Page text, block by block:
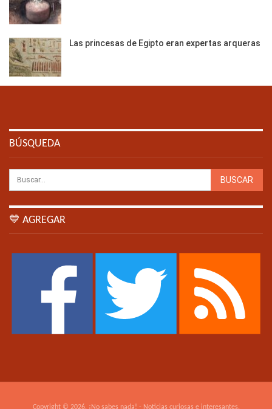
Las princesas de Egipto eran expertas arqueras
BÚSQUEDA
💙 AGREGAR
Copyright © 2026. ¡No sabes nada! - Noticias curiosas e interesantes.